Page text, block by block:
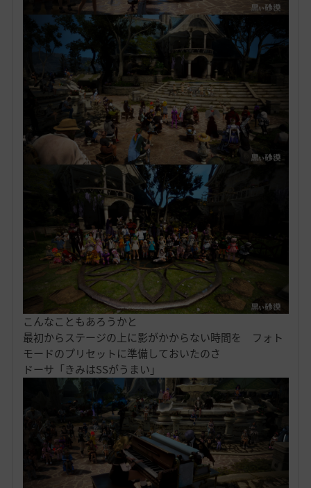
こんなこともあろうかと
最初からステージの上に影がかからない時間を フォト
モードのプリセットに準備しておいたのさ
ドーサ「きみはSSがうまい」